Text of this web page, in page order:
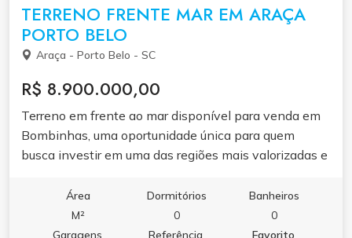
TERRENO FRENTE MAR EM ARAÇA
PORTO BELO
Araça - Porto Belo - SC
R$ 8.900.000,00
Terreno em frente ao mar disponível para venda em
Bombinhas, uma oportunidade única para quem
busca investir em uma das regiões mais valorizadas e
Domingos João dos Santos, no Bairro Araçá, o terreno
urbano conta com uma vista deslumbrante para o
mar, oferecendo um cenário perfeito para construção
Área
M²
Dormitórios
0
Banheiros
0
Garagens
Referência
Favorito